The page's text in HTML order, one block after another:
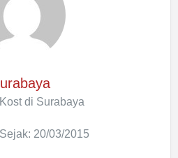
di Surabaya
20/03/2015